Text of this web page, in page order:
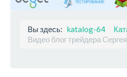
Весь каталог
Учебные заведения
Финансы
Строительство, ремонт
Вы здесь: katalog-64
Видео блог трейдера